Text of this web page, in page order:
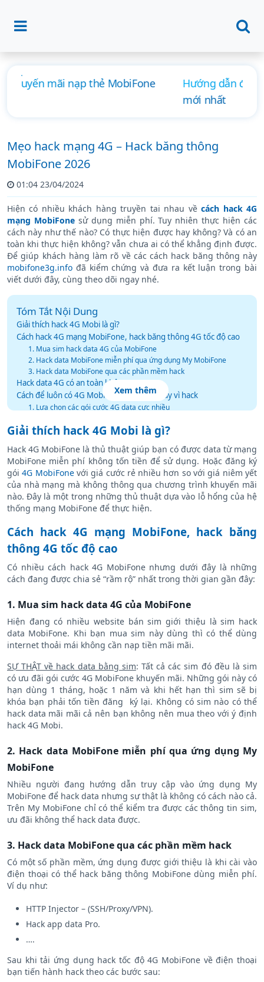
Hướng dẫn đăng ký 4G MobiFone ngày, tháng
Mẹo hack mạng 4G – Hack băng thông
MobiFone 2026
01:04 23/04/2024
Hiện có nhiều khách hàng truyền tai nhau vềcách hack 4G
mạng MobiFone sử dụng miễn phí. Tuy nhiên thực hiện các
cách này như thế nào? Có thực hiện được hay không? Và có an
toàn khi thực hiện không? vẫn chưa ai có thể khẳng định được.
Để giúp khách hàng làm rõ về các cách hack băng thông này
mobifone3g.info đã kiểm chứng và đưa ra kết luận trong bài
viết dưới đây, cùng theo dõi ngay nhé.
Tóm Tắt Nội Dung
Giải thích hack 4G Mobi là gì?
Cách hack 4G mạng MobiFone, hack băng thông 4G tốc độ cao
1. Mua sim hack data 4G của MobiFone
2. Hack data MobiFone miễn phí qua ứng dụng My MobiFone
3. Hack data MobiFone qua các phần mềm hack
Hack data 4G có an toàn không?
Cách để luôn có 4G MobiFone sử dụng thay vì hack
1. Lựa chọn các gói cước 4G data cực nhiều
3. Tắt các ứng dụng chạy ngầm
Xem thêm
Giải thích hack 4G Mobi là gì?
Hack 4G MobiFone là thủ thuật giúp bạn có được data từ mạng
MobiFone miễn phí không tốn tiền để sử dụng. Hoặc đăng ký
gói4G MobiFonevới giá cước rẻ nhiều hơn so với giá niêm yết
của nhà mạng mà không thông qua chương trình khuyến mãi
nào. Đây là một trong những thủ thuật dựa vào lỗ hổng của hệ
thống mạng MobiFone để thực hiện.
Cách hack 4G mạng MobiFone, hack băng
thông 4G tốc độ cao
Có nhiều cách hack 4G MobiFone nhưng dưới đây là những
cách đang được chia sẻ “rầm rộ” nhất trong thời gian gần đây:
1. Mua sim hack data 4G của MobiFone
Hiện đang có nhiều website bán sim giới thiệu là sim hack
data MobiFone. Khi bạn mua sim này dùng thì có thể dùng
internet thoải mái không cần nạp tiền mãi mãi.
SỰ THẬT về hack data bằng sim: Tất cả các sim đó đều là sim
có ưu đãi gói cước 4G MobiFone khuyến mãi. Những gói này có
hạn dùng 1 tháng, hoặc 1 năm và khi hết hạn thì sim sẽ bị
khóa bạn phải tốn tiền đăng ký lại. Không có sim nào có thể
hack data mãi mãi cả nên bạn không nên mua theo với ý định
hack 4G Mobi.
2. Hack data MobiFone miễn phí qua ứng dụng My
MobiFone
Nhiều người đang hướng dẫn truy cập vào ứng dụng My
MobiFone để hack data nhưng sự thật là không có cách nào cả.
Trên My MobiFone chỉ có thể kiểm tra được các thông tin sim,
ưu đãi không thể hack data được.
3. Hack data MobiFone qua các phần mềm hack
Có một số phần mềm, ứng dụng được giới thiệu là khi cài vào
điện thoại có thể hack băng thông MobiFone dùng miễn phí.
Ví dụ như:
HTTP Injector – (SSH/Proxy/VPN).
Hack app data Pro.
….
Sau khi tải ứng dụng hack tốc độ 4G MobiFone về điện thoại
bạn tiến hành hack theo các bước sau: